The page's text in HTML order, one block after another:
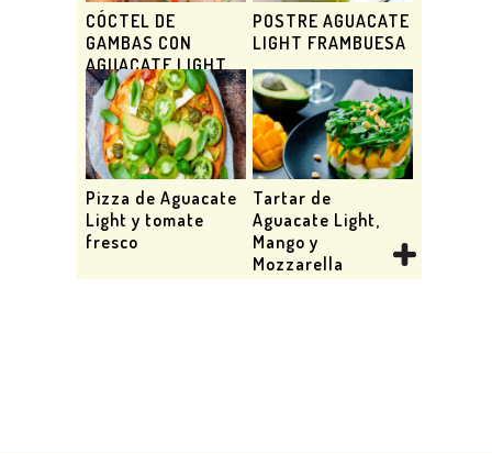
CÓCTEL DE
GAMBAS CON
AGUACATE LIGHT
POSTRE AGUACATE
LIGHT FRAMBUESA
Pizza de Aguacate
Light y tomate
fresco
Tartar de
Aguacate Light,
Mango y
Mozzarella